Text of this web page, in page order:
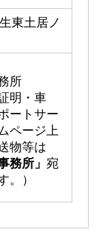
東土居ノ
所
明・車
ートサー
ページ上
物等は
務所」 宛
。）